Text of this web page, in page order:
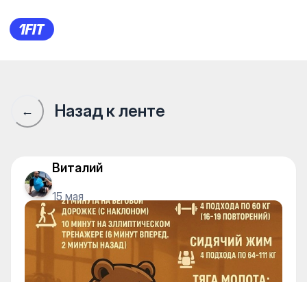
ProGym 3 — Individual
← Назад к ленте
Виталий
15 мая